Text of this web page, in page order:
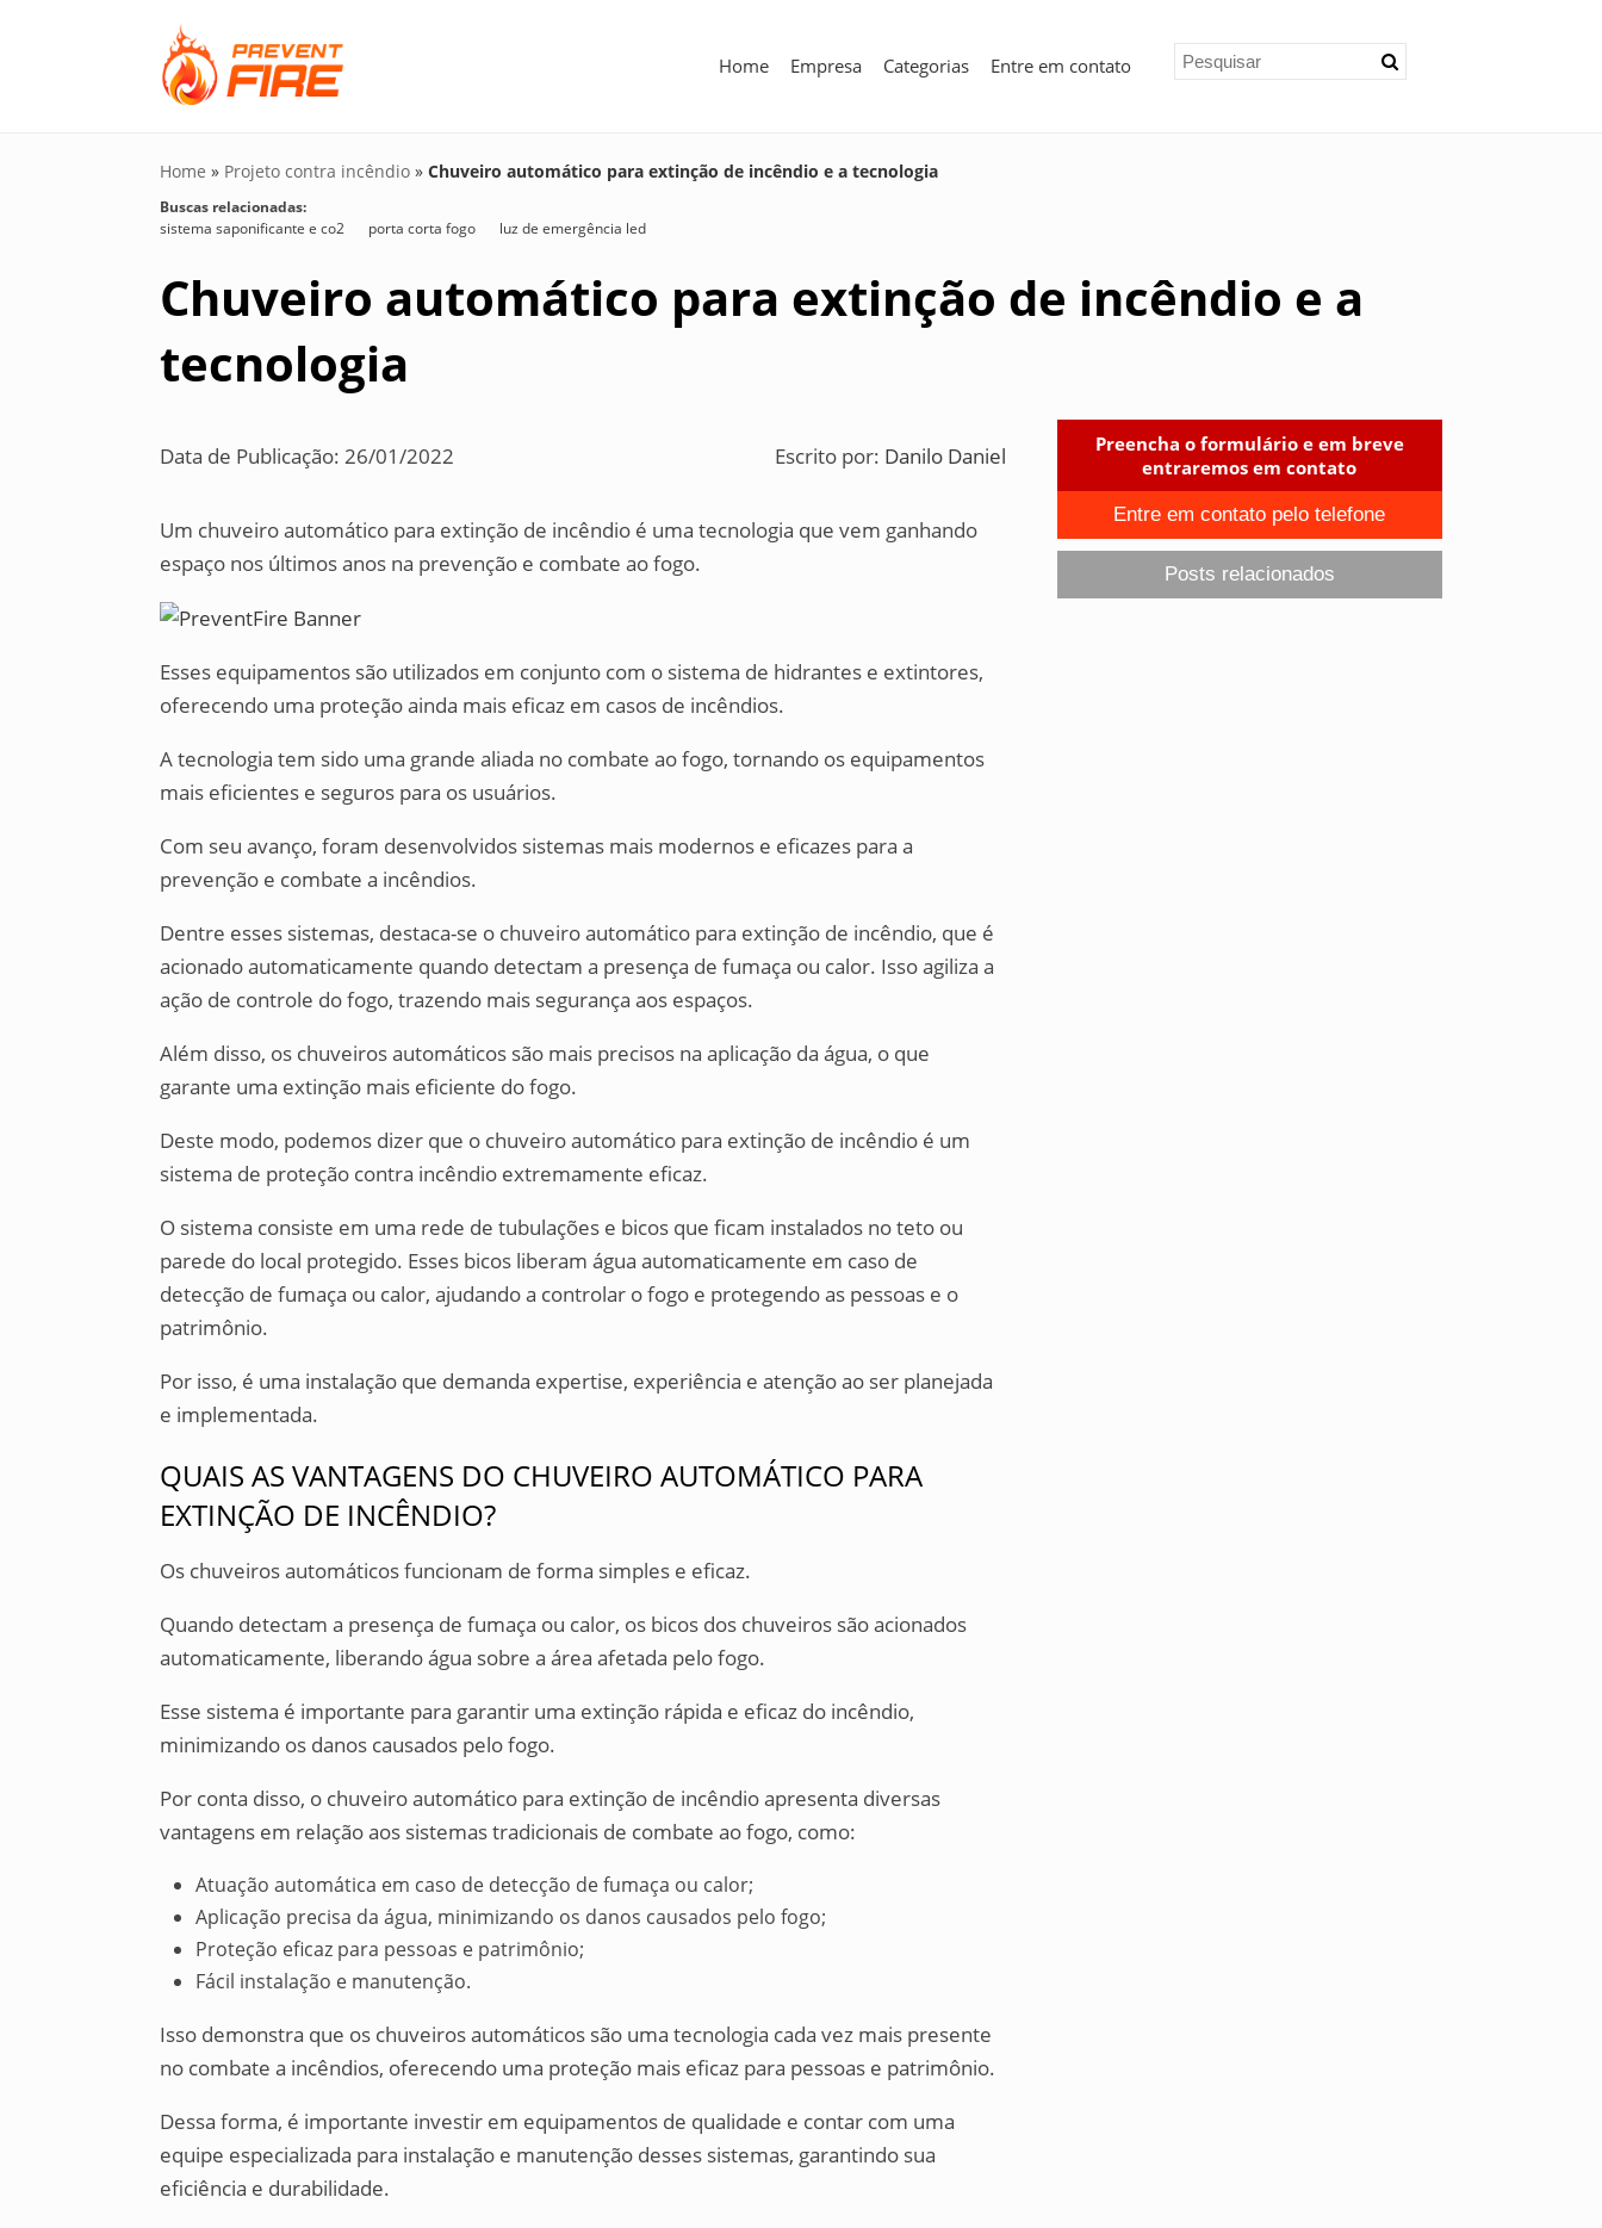
Home Empresa Categorias Entre em contato
Home » Projeto contra incêndio »Chuveiro automático para extinção de incêndio e a tecnologia
Buscas relacionadas:
sistema saponificante e co2
porta corta fogo luz de emergência led
Chuveiro automático para extinção de incêndio e a
tecnologia
Data de Publicação: 26/01/2022 Escrito por: Danilo Daniel
Um chuveiro automático para extinção de incêndio é uma tecnologia que vem ganhando
espaço nos últimos anos na prevenção e combate ao fogo.
Esses equipamentos são utilizados em conjunto com o sistema de hidrantes e extintores,
oferecendo uma proteção ainda mais eficaz em casos de incêndios.
A tecnologia tem sido uma grande aliada no combate ao fogo, tornando os equipamentos
mais eficientes e seguros para os usuários.
Com seu avanço, foram desenvolvidos sistemas mais modernos e eficazes para a
prevenção e combate a incêndios.
Dentre esses sistemas, destaca-se o chuveiro automático para extinção de incêndio, que é
acionado automaticamente quando detectam a presença de fumaça ou calor. Isso agiliza a
ação de controle do fogo, trazendo mais segurança aos espaços.
Além disso, os chuveiros automáticos são mais precisos na aplicação da água, o que
garante uma extinção mais eficiente do fogo.
Deste modo, podemos dizer que o chuveiro automático para extinção de incêndio é um
sistema de proteção contra incêndio extremamente eficaz.
O sistema consiste em uma rede de tubulações e bicos que ficam instalados no teto ou
parede do local protegido. Esses bicos liberam água automaticamente em caso de
detecção de fumaça ou calor, ajudando a controlar o fogo e protegendo as pessoas e o
patrimônio.
Por isso, é uma instalação que demanda expertise, experiência e atenção ao ser planejada
e implementada.
QUAIS AS VANTAGENS DO CHUVEIRO AUTOMÁTICO PARA
EXTINÇÃO DE INCÊNDIO?
Os chuveiros automáticos funcionam de forma simples e eficaz.
Quando detectam a presença de fumaça ou calor, os bicos dos chuveiros são acionados
automaticamente, liberando água sobre a área afetada pelo fogo.
Esse sistema é importante para garantir uma extinção rápida e eficaz do incêndio,
minimizando os danos causados pelo fogo.
Por conta disso, o chuveiro automático para extinção de incêndio apresenta diversas
vantagens em relação aos sistemas tradicionais de combate ao fogo, como:
Atuação automática em caso de detecção de fumaça ou calor;
Aplicação precisa da água, minimizando os danos causados pelo fogo;
Proteção eficaz para pessoas e patrimônio;
Fácil instalação e manutenção.
Isso demonstra que os chuveiros automáticos são uma tecnologia cada vez mais presente
no combate a incêndios, oferecendo uma proteção mais eficaz para pessoas e patrimônio.
Dessa forma, é importante investir em equipamentos de qualidade e contar com uma
equipe especializada para instalação e manutenção desses sistemas, garantindo sua
eficiência e durabilidade.
Preencha o formulário e em breve
entraremos em contato
Entre em contato pelo telefone
Posts relacionados